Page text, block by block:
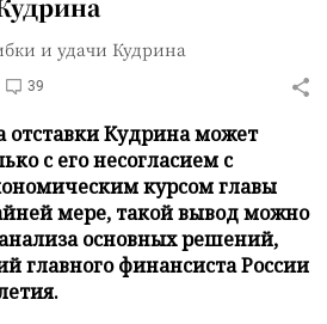
и удачи Кудрина
39
Кудрина может
с его несогласием с
курсом главы
мере, такой вывод можно
основных решений,
главного финансиста России